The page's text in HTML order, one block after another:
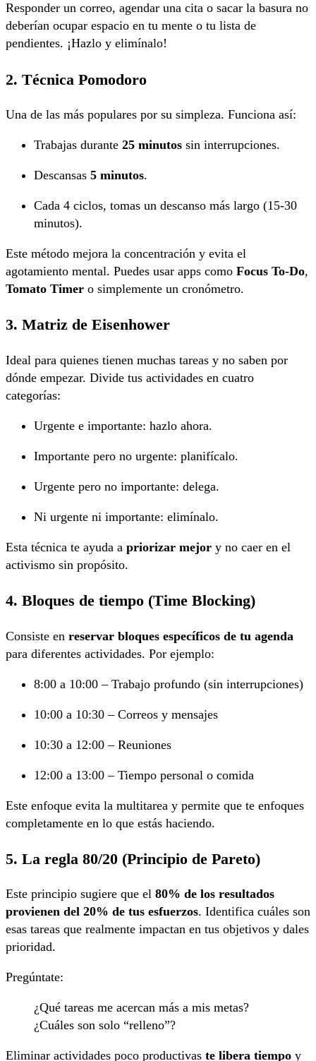
Responder un correo, agendar una cita o sacar la basura no
deberían ocupar espacio en tu mente o tu lista de
pendientes. ¡Hazlo y elimínalo!
2. Técnica Pomodoro
Una de las más populares por su simpleza. Funciona así:
Trabajas durante 25 minutos sin interrupciones.
Descansas 5 minutos.
Cada 4 ciclos, tomas un descanso más largo (15-30
minutos).
Este método mejora la concentración y evita el
agotamiento mental. Puedes usar apps como Focus To-Do,
Tomato Timer o simplemente un cronómetro.
3. Matriz de Eisenhower
Ideal para quienes tienen muchas tareas y no saben por
dónde empezar. Divide tus actividades en cuatro
categorías:
Urgente e importante: hazlo ahora.
Importante pero no urgente: planifícalo.
Urgente pero no importante: delega.
Ni urgente ni importante: elimínalo.
Esta técnica te ayuda a priorizar mejor y no caer en el
activismo sin propósito.
4. Bloques de tiempo (Time Blocking)
Consiste en reservar bloques específicos de tu agenda
para diferentes actividades. Por ejemplo:
8:00 a 10:00 – Trabajo profundo (sin interrupciones)
10:00 a 10:30 – Correos y mensajes
10:30 a 12:00 – Reuniones
12:00 a 13:00 – Tiempo personal o comida
Este enfoque evita la multitarea y permite que te enfoques
completamente en lo que estás haciendo.
5. La regla 80/20 (Principio de Pareto)
Este principio sugiere que el 80% de los resultados
provienen del 20% de tus esfuerzos. Identifica cuáles son
esas tareas que realmente impactan en tus objetivos y dales
prioridad.
Pregúntate:
¿Qué tareas me acercan más a mis metas?
¿Cuáles son solo “relleno”?
Eliminar actividades poco productivas te libera tiempo y